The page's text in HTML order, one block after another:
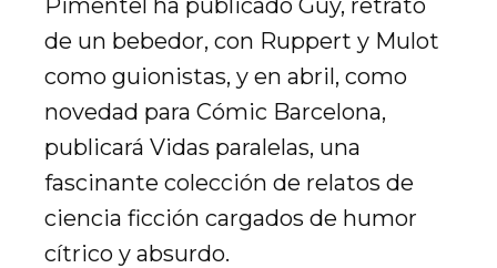
Pimentel ha publicado Guy, retrato
de un bebedor, con Ruppert y Mulot
como guionistas, y en abril, como
novedad para Cómic Barcelona,
publicará Vidas paralelas, una
fascinante colección de relatos de
ciencia ficción cargados de humor
cítrico y absurdo.